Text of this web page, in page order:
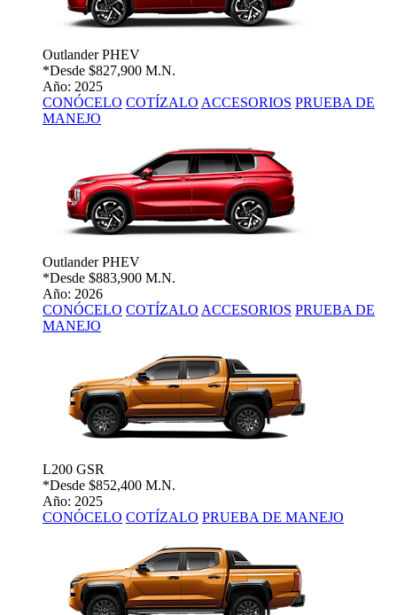
Outlander PHEV
*Desde $827,900 M.N.
Año: 2025
CONÓCELO COTÍZALO ACCESORIOS PRUEBA DE
MANEJO
Outlander PHEV
*Desde $883,900 M.N.
Año: 2026
CONÓCELO COTÍZALO ACCESORIOS PRUEBA DE
MANEJO
L200 GSR
*Desde $852,400 M.N.
Año: 2025
CONÓCELO COTÍZALO PRUEBA DE MANEJO